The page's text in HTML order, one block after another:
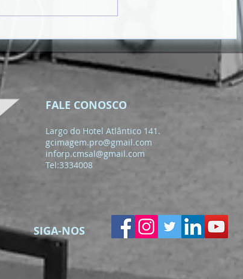
FALE CONOSCO
Largo do Hotel Atlântico 141.
gcimagem.pro@gmail.com
inforp.cmsal@gmail.com
Tel:3334008
SIGA-NOS